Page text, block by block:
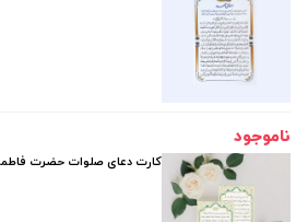
ناموجود
کارت دعای صلوات حضرت فاطمه